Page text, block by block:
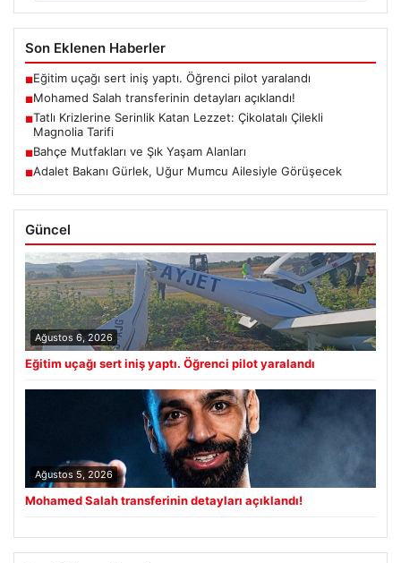
Son Eklenen Haberler
■Eğitim uçağı sert iniş yaptı. Öğrenci pilot yaralandı
■Mohamed Salah transferinin detayları açıklandı!
■Tatlı Krizlerine Serinlik Katan Lezzet: Çikolatalı Çilekli
Magnolia Tarifi
■Bahçe Mutfakları ve Şık Yaşam Alanları
■Adalet Bakanı Gürlek, Uğur Mumcu Ailesiyle Görüşecek
Güncel
Ağustos 6, 2026
Eğitim uçağı sert iniş yaptı. Öğrenci pilot yaralandı
Ağustos 5, 2026
Mohamed Salah transferinin detayları açıklandı!